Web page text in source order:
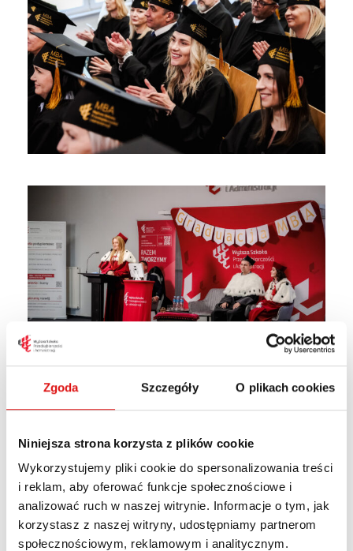
Zgoda Szczegóły O plikach cookies
Niniejsza strona korzysta z plików cookie
Wykorzystujemy pliki cookie do spersonalizowania treści
i reklam, aby oferować funkcje społecznościowe i
analizować ruch w naszej witrynie. Informacje o tym, jak
korzystasz z naszej witryny, udostępniamy partnerom
społecznościowym, reklamowym i analitycznym.